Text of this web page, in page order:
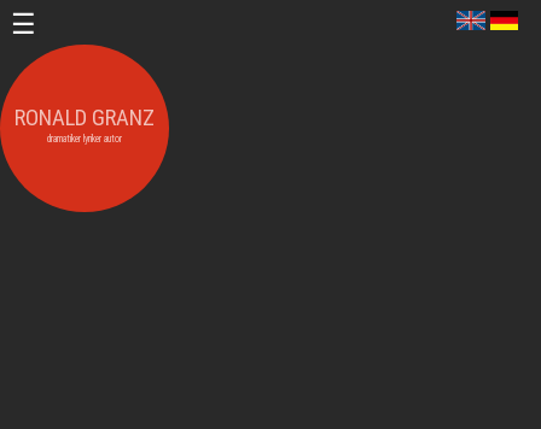
RONALD GRANZ
dramatiker lyriker autor